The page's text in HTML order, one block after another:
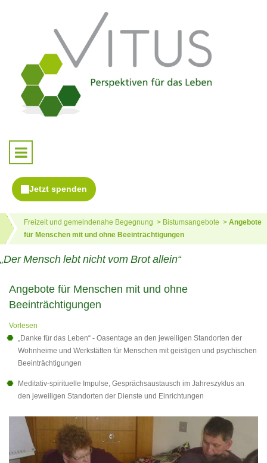
Freizeit und gemeindenahe Begegnung Bistumsangebote
Angebote
für Menschen mit und ohne Beeinträchtigungen
„Der Mensch lebt nicht vom Brot allein“
Angebote für Menschen mit und ohne
Beeinträchtigungen
Vorlesen
„Danke für das Leben“ - Oasentage an den jeweiligen Standorten der
Wohnheime und Werkstätten für Menschen mit geistigen und psychischen
Beeinträchtigungen
Meditativ-spirituelle Impulse, Gesprächsaustausch im Jahreszyklus an
den jeweiligen Standorten der Dienste und Einrichtungen